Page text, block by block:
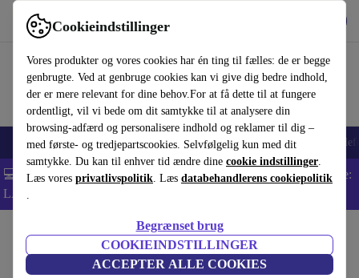
Cookieindstillinger
Vores produkter og vores cookies har én ting til fælles: de er begge
genbrugte. Ved at genbruge cookies kan vi give dig bedre indhold,
der er mere relevant for dine behov.For at få dette til at fungere
ordentligt, vil vi bede om dit samtykke til at analysere din
browsing-adfærd og personalisere indhold og reklamer til dig –
med første- og tredjepartscookies. Selvfølgelig kun med dit
samtykke. Du kan til enhver tid ændre dine cookie indstillinger.
Læs vores privatlivspolitik. Læs databehandlerens cookiepolitik
.
Begrænset brug
COOKIEINDSTILLINGER
ACCEPTER ALLE COOKIES
Brug refurbed hurtigt og nemt
Smartphones Bærbare Tablets Smartwatches Tilbehør
💻 Ekstra 5% rabat på alle MacBooks og bærbare computere - Kode:
LAPTOP5 -
Husholdning Møbler
Luxe stue møbelsæt træfinér guld